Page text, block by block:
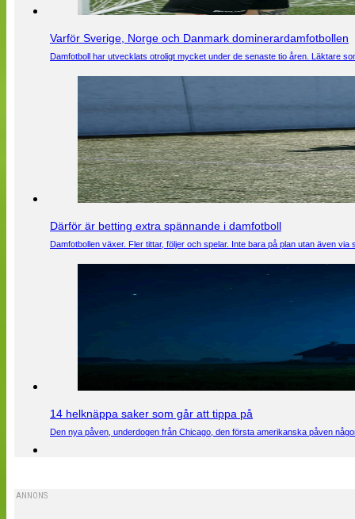
Varför Sverige, Norge och Danmark dominerardamfotbollen
Damfotboll har utvecklats otroligt mycket under de senaste tio åren. Läktare
Därför är betting extra spännande i damfotboll
Damfotbollen växer. Fler tittar, följer och spelar. Inte bara på plan utan även
14 helknäppa saker som går att tippa på
Den nya påven, underdogen från Chicago, den första amerikanska påven
ANNONS